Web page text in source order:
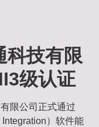
科技有限
级认证
限公司正式通过
）软件能